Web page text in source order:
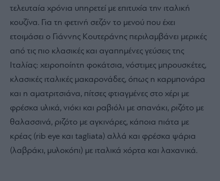
τελευταία χρόνια υπηρετεί με επιτυχία την ιταλική
κουζίνα. Για τη φετινή σεζόν το μενού που έχει
ετοιμάσει ο Γιάννης Κουτεράνης περιλαμβάνει μερικές
από τις πιο κλασικές και αγαπημένες γεύσεις της
Ιταλίας: χειροποίητη φοκάτσια, νόστιμες μπρουσκέτες,
κλασικές ιταλικές μακαρονάδες, όπως η καρμπονάρα
και η αματριτσιάνα, πίτσες φτιαγμένες στο χέρι με
φρέσκα υλικά, νιόκι και ραβιόλι με σπανάκι, ριζότο με
θαλασσινά, ριζότο με αγκινάρες, κάποια πιάτα με
κρέας (rib eye και tagliata) αλλά και φρέσκα ψάρια
(λαβράκι, μυλοκόπι) με ιταλικά χόρτα και λαχανικά.